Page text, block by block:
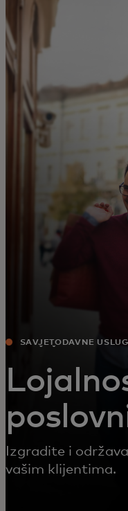
Za svijet
Za inovatore
Novosti i
SAVJETODAVNE
Izgradite i
vašim klijentima.